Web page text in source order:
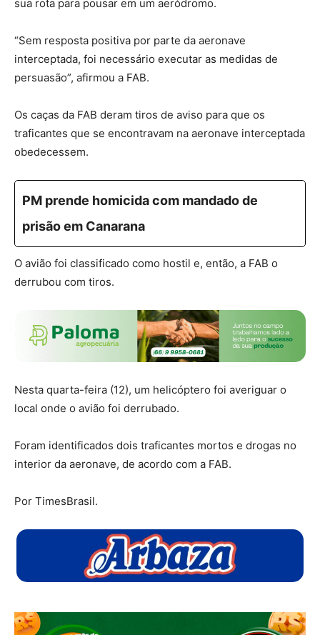
sua rota para pousar em um aeródromo.
“Sem resposta positiva por parte da aeronave
interceptada, foi necessário executar as medidas de
persuasão”, afirmou a FAB.
Os caças da FAB deram tiros de aviso para que os
traficantes que se encontravam na aeronave interceptada
obedecessem.
PM prende homicida com mandado de
prisão em Canarana
O avião foi classificado como hostil e, então, a FAB o
derrubou com tiros.
Nesta quarta-feira (12), um helicóptero foi averiguar o
local onde o avião foi derrubado.
Foram identificados dois traficantes mortos e drogas no
interior da aeronave, de acordo com a FAB.
Por TimesBrasil.